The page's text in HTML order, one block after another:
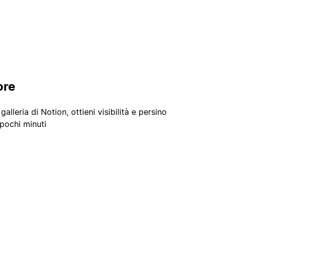
di Notion, ottieni visibilità e persino
minuti